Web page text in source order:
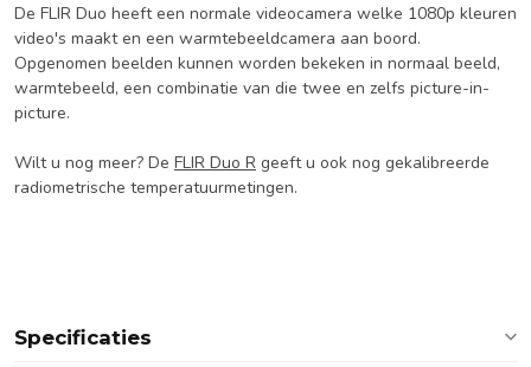
De FLIR Duo heeft een normale videocamera welke 1080p kleuren
video's maakt en een warmtebeeldcamera aan boord.
Opgenomen beelden kunnen worden bekeken in normaal beeld,
warmtebeeld, een combinatie van die twee en zelfs picture-in-
picture.
Wilt u nog meer? De FLIR Duo R geeft u ook nog gekalibreerde
radiometrische temperatuurmetingen.
Specificaties